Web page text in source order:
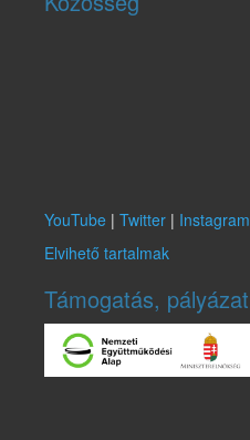
YouTube | Twitter | Instagram
Elvihető tartalmak
Támogatás, pályázat